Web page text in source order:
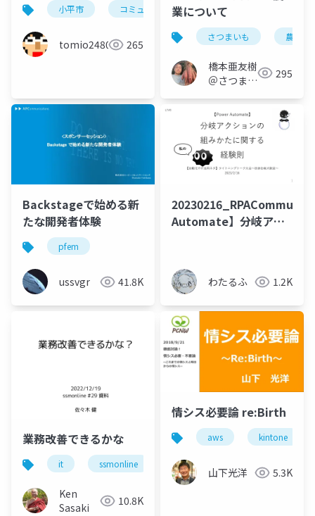
小平市 コミュニティ community
tomio2480 265
業について
さつまいも 農業
橋本亜友樹
＠さつまい
295
Backstageで始める新
たな開発者体験
pfem
ussvgr 41.8K
Automate】分岐アク
わたるふ 1.2K
業務改善できるかな
it ssmonline ssmjp
Ken
Sasaki
10.8K
情シス必要論 re:Birth
aws kintone
山下光洋 5.3K